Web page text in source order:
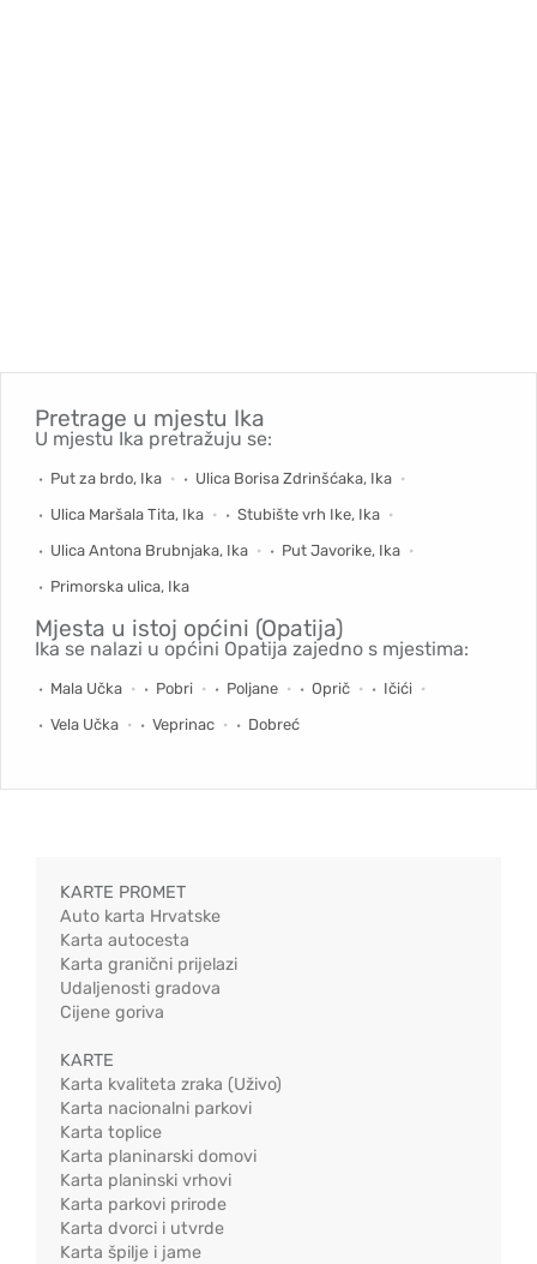
Pretrage u mjestu Ika
U mjestu Ika pretražuju se:
Put za brdo, Ika
Ulica Borisa Zdrinšćaka, Ika
Ulica Maršala Tita, Ika
Stubište vrh Ike, Ika
Ulica Antona Brubnjaka, Ika
Put Javorike, Ika
Primorska ulica, Ika
Mjesta u istoj općini (Opatija)
Ika se nalazi u općini Opatija zajedno s mjestima:
Mala Učka Pobri Poljane Oprič
Ičići
Vela Učka
Veprinac Dobreć
KARTE PROMET
Auto karta Hrvatske
Karta autocesta
Karta granični prijelazi
Udaljenosti gradova
Cijene goriva
KARTE
Karta kvaliteta zraka (Uživo)
Karta nacionalni parkovi
Karta toplice
Karta planinarski domovi
Karta planinski vrhovi
Karta parkovi prirode
Karta dvorci i utvrde
Karta špilje i jame